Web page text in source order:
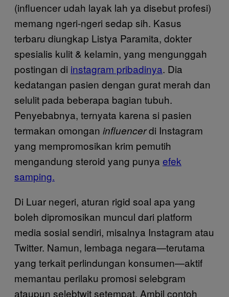
(influencer udah layak lah ya disebut profesi)
memang ngeri-ngeri sedap sih. Kasus
terbaru diungkap Listya Paramita, dokter
spesialis kulit & kelamin, yang mengunggah
postingan di instagram pribadinya. Dia
kedatangan pasien dengan gurat merah dan
selulit pada beberapa bagian tubuh.
Penyebabnya, ternyata karena si pasien
termakan omongan influencerdi Instagram
yang mempromosikan krim pemutih
mengandung steroid yang punya efek
samping.
Di Luar negeri, aturan rigid soal apa yang
boleh dipromosikan muncul dari platform
media sosial sendiri, misalnya Instagram atau
Twitter. Namun, lembaga negara—terutama
yang terkait perlindungan konsumen—aktif
memantau perilaku promosi selebgram
ataupun selebtwit setempat. Ambil contoh